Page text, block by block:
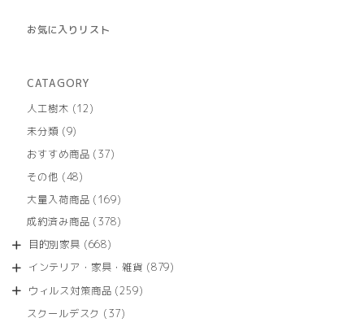
お気に入りリスト
CATAGORY
人工樹木
1212
商
未分類 99
の
商
おすすめ商品 3737
商
その他 4848
の
商
大量入荷商品 169169
の
成約済み商品 378378
商
目的別家具 668668
の
商
インテリア・家具・雑貨 879879
ウィルス対策商品 259259
スクールデスク 3737